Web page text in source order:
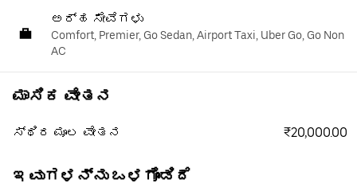
ಅರ್ಹ ಸೇವೆಗಳು
Comfort, Premier, Go Sedan, Airport Taxi, Uber Go, Go Non
AC
ಮಾಸಿಕ ವೇತನ
ಸ್ಥಿರ ಮೂಲ ವೇತನ ₹20,000.00
ಇವುಗಳನ್ನು ಒಳಗೊಂಡಿದೆ